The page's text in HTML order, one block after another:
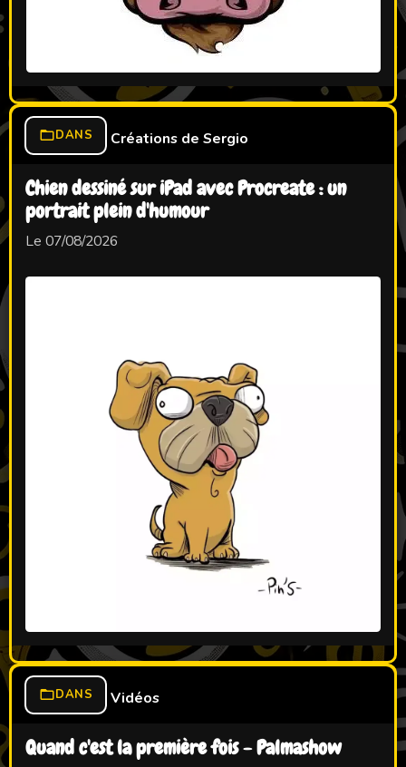
DANS Créations de Sergio
Chien dessiné sur iPad avec Procreate : un
portrait plein d'humour
Le 07/08/2026
DANS Vidéos
Quand c'est la première fois - Palmashow